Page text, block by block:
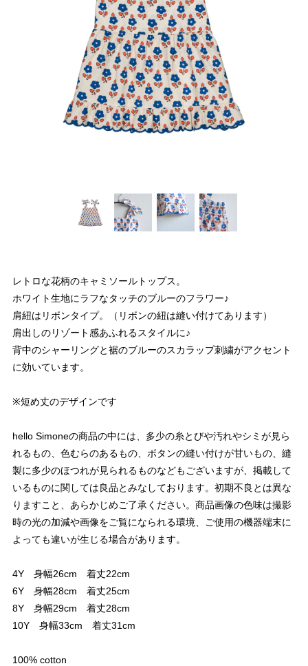
レトロな花柄のキャミソールトップス。
ホワイト生地にラフなタッチのブルーのフラワー♪
肩紐はリボンタイプ。（リボンの紐は縫い付けてあります）
肩出しのリゾート感あふれるスタイルに♪
背中のシャーリングと裾のブルーのスカラップ刺繍がアクセント
に効いています。
※短め丈のデザインです
hello Simoneの商品の中には、多少の糸とびや汚れやシミが見ら
れるもの、色むらのあるもの、ボタンの縫い付けが甘いもの、縫
製に多少のほつれが見られるものなどもございますが、掲載して
いるものに関しては良品とみなしております。初期不良とは異な
りますこと、あらかじめご了承ください。商品画像の色味は撮影
時の光の加減や画像をご覧になられる環境、ご使用の機器端末に
よっても違いが生じる場合があります。
4Y 身幅26cm 着丈22cm
6Y 身幅28cm 着丈25cm
8Y 身幅29cm 着丈28cm
10Y 身幅33cm 着丈31cm
100% cotton